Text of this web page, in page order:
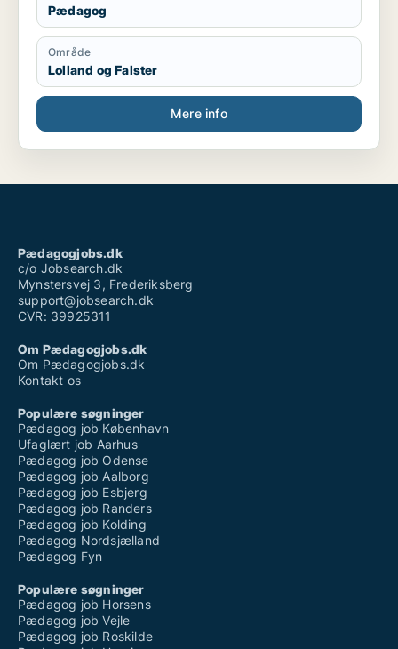
Pædagog
Område
Lolland og Falster
Mere info
Pædagogjobs.dk
c/o Jobsearch.dk
Mynstersvej 3, Frederiksberg
support@jobsearch.dk
CVR: 39925311
Om Pædagogjobs.dk
Om Pædagogjobs.dk
Kontakt os
Populære søgninger
Pædagog job København
Ufaglært job Aarhus
Pædagog job Odense
Pædagog job Aalborg
Pædagog job Esbjerg
Pædagog job Randers
Pædagog job Kolding
Pædagog Nordsjælland
Pædagog Fyn
Populære søgninger
Pædagog job Horsens
Pædagog job Vejle
Pædagog job Roskilde